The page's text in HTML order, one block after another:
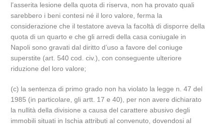
l’asserita lesione della quota di riserva, non ha provato quali
sarebbero i beni contesi né il loro valore, ferma la
considerazione che il testatore aveva la facoltà di disporre della
quota di un quarto e che gli arredi della casa coniugale in
Napoli sono gravati dal diritto d’uso a favore del coniuge
superstite (art. 540 cod. civ.), con conseguente ulteriore
riduzione del loro valore;
(c) la sentenza di primo grado non ha violato la legge n. 47 del
1985 (in particolare, gli artt. 17 e 40), per non avere dichiarato
la nullità della divisione a causa del carattere abusivo degli
immobili situati in Ischia attributi al convenuto, dovendosi al